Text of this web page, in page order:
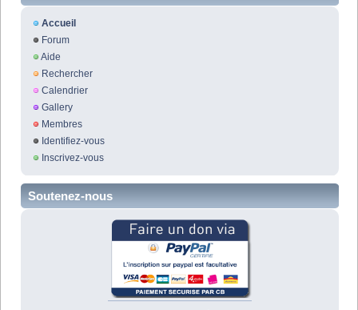
Accueil
Forum
Aide
Rechercher
Calendrier
Gallery
Membres
Identifiez-vous
Inscrivez-vous
Soutenez-nous